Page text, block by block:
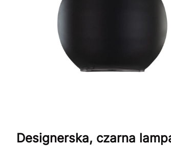
Designerska, czarna